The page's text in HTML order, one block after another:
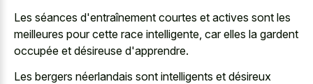
Les séances d'entraînement courtes et actives sont les
meilleures pour cette race intelligente, car elles la gardent
occupée et désireuse d'apprendre.
Les bergers néerlandais sont intelligents et désireux